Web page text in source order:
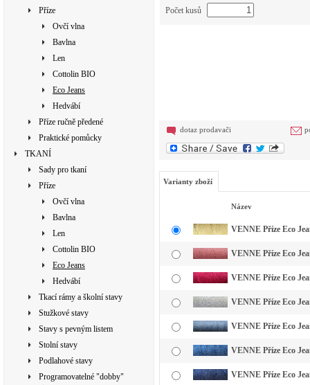
Příze
Ovčí vlna
Bavlna
Len
Cottolin BIO
Eco Jeans
Hedvábí
Příze ručně předené
Praktické pomůcky
TKANÍ
Sady pro tkaní
Příze
Ovčí vlna
Bavlna
Len
Cottolin BIO
Eco Jeans
Hedvábí
Tkací rámy a školní stavy
Stužkové stavy
Stavy s pevným listem
Stolní stavy
Podlahové stavy
Programovatelné "dobby"
Počet kusů
dotaz prodavači
Varianty zboží
Název
VENNE Příze Eco
VENNE Příze Eco
VENNE Příze Eco
VENNE Příze Eco
VENNE Příze Eco
VENNE Příze Eco
VENNE Příze Eco